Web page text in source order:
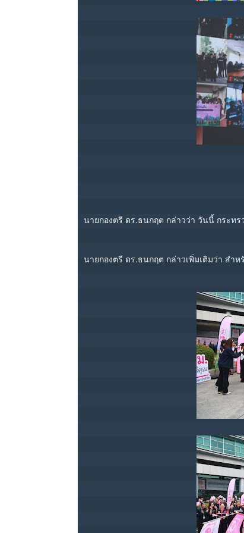
นายกองตรี ดร.ธนกฤต กล่าวว่า วันนี้ กระท
นายกองตรี ดร.ธนกฤต กล่าวเพิ่มเติมว่า สำ